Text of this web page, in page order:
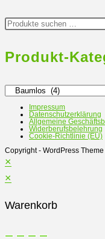
Suchen
Produkt-
Impressum
Datenschutzerklärung
Allgemeine
Widerberufsbelehrung
Cookie-Richtlinie (EU)
Copyright - WordPress
×
×
Warenkorb